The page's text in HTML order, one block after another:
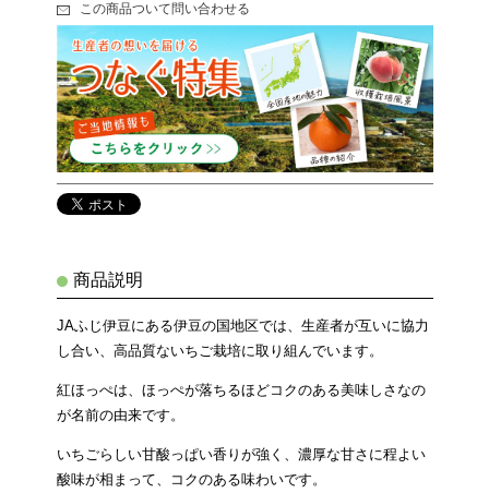
この商品ついて問い合わせる
商品説明
JAふじ伊豆にある伊豆の国地区では、生産者が互いに協力
し合い、高品質ないちご栽培に取り組んでいます。
紅ほっぺは、ほっぺが落ちるほどコクのある美味しさなの
が名前の由来です。
いちごらしい甘酸っぱい香りが強く、濃厚な甘さに程よい
酸味が相まって、コクのある味わいです。